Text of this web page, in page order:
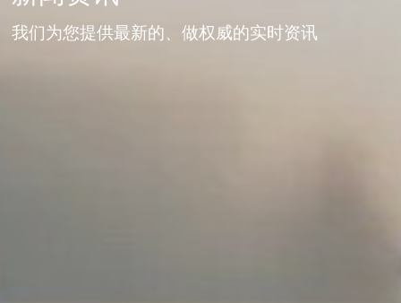
我们为您提供最新的、做权威的实时资讯